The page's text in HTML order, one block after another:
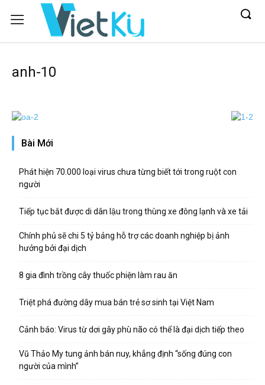
anh-10
Bài Mới
Phát hiện 70.000 loại virus chưa từng biết tới trong ruột con
người
Tiếp tục bắt được di dân lậu trong thùng xe đông lạnh và xe tải
Chính phủ sẽ chi 5 tỷ bảng hỗ trợ các doanh nghiệp bị ảnh
hưởng bởi đại dịch
8 gia đình trồng cây thuốc phiện làm rau ăn
Triệt phá đường dây mua bán trẻ sơ sinh tại Việt Nam
Cảnh báo: Virus từ dơi gây phù não có thể là đại dịch tiếp theo
Vũ Thảo My tung ảnh bán nuy, khẳng định “sống đúng con
người của mình”